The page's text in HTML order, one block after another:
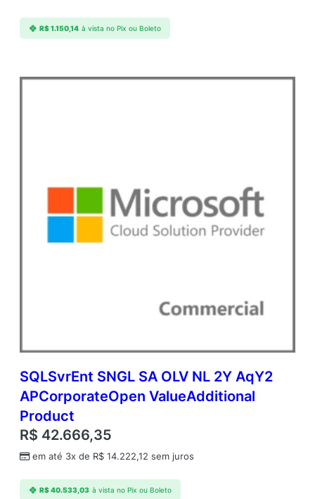
R$1.150,14 à vista no Pix ou Boleto
SQLSvrEnt SNGL SA OLV NL 2Y AqY2
APCorporateOpen ValueAdditional
Product
R$ 42.666,35
em até 3x de R$ 14.222,12 sem juros
R$40.533,03 à vista no Pix ou Boleto